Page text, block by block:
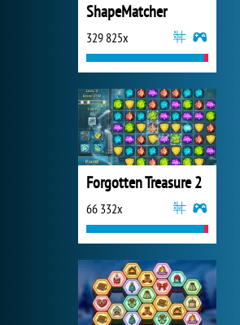
ShapeMatcher
329 825x
Forgotten Treasure 2
66 332x